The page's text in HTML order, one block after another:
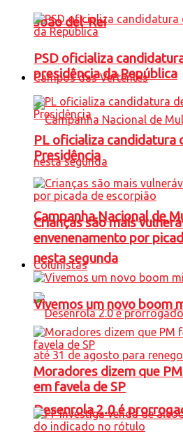
João del-Rei
Campos das Vertentes
Campanha Nacional de
nesta segunda
Desenrola 2.0 é
PSD oficializa
presidência da República
PL oficializa candidatura
Presidência
Crianças são mais
envenenamento por
Colunistas
Vivemos um novo boom
Moradores dizem que
em favela de SP